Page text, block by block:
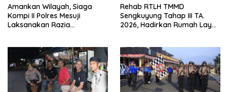
Amankan Wilayah, Siaga
Kompi II Polres Mesuji
Laksanakan Razia
Rehab RTLH TMMD
Sengkuyung Tahap III TA.
2026, Hadirkan Rumah Layak